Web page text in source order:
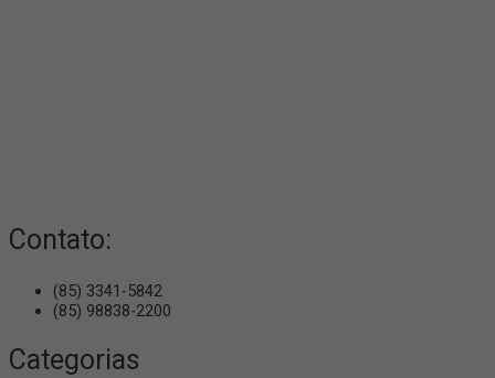
Contato:
(85) 3341-5842
(85) 98838-2200
Categorias